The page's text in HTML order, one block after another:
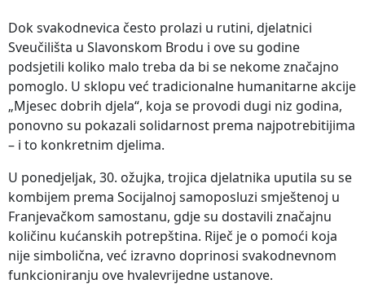
Dok svakodnevica često prolazi u rutini, djelatnici
Sveučilišta u Slavonskom Brodu i ove su godine
podsjetili koliko malo treba da bi se nekome značajno
pomoglo. U sklopu već tradicionalne humanitarne akcije
„Mjesec dobrih djela“, koja se provodi dugi niz godina,
ponovno su pokazali solidarnost prema najpotrebitijima
– i to konkretnim djelima.
U ponedjeljak, 30. ožujka, trojica djelatnika uputila su se
kombijem prema Socijalnoj samoposluzi smještenoj u
Franjevačkom samostanu, gdje su dostavili značajnu
količinu kućanskih potrepština. Riječ je o pomoći koja
nije simbolična, već izravno doprinosi svakodnevnom
funkcioniranju ove hvalevrijedne ustanove.